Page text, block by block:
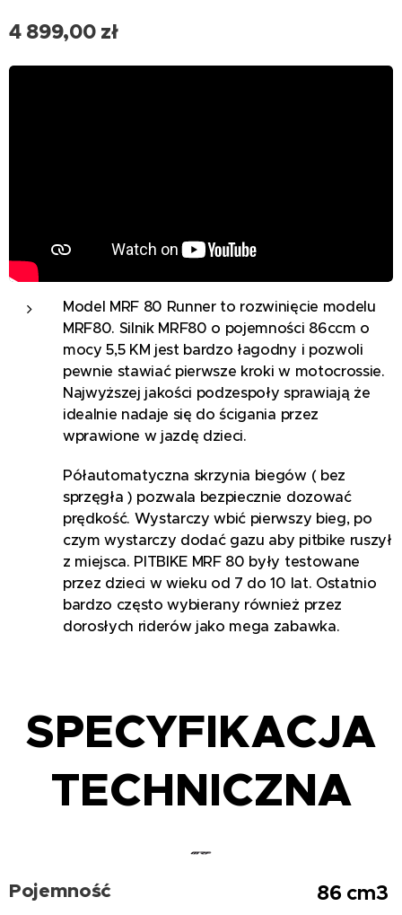
4 899,00zł
Model MRF 80 Runner to rozwinięcie modelu
MRF80. Silnik MRF80 o pojemności 86ccm o
mocy 5,5 KM jest bardzo łagodny i pozwoli
pewnie stawiać pierwsze kroki w motocrossie.
Najwyższej jakości podzespoły sprawiają że
idealnie nadaje się do ścigania przez
wprawione w jazdę dzieci.
Półautomatyczna skrzynia biegów ( bez
sprzęgła ) pozwala bezpiecznie dozować
prędkość. Wystarczy wbić pierwszy bieg, po
czym wystarczy dodać gazu aby pitbike ruszył
z miejsca. PITBIKE MRF 80 były testowane
przez dzieci w wieku od 7 do 10 lat. Ostatnio
bardzo często wybierany również przez
dorosłych riderów jako mega zabawka.
SPECYFIKACJA
TECHNICZNA
Pojemność 86 cm3